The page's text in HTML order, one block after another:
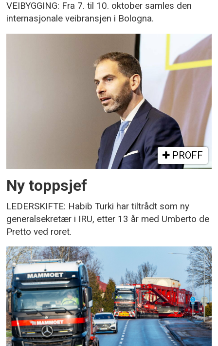
VEIBYGGING: Fra 7. til 10. oktober samles den
internasjonale veibransjen i Bologna.
PROFF
Ny toppsjef
LEDERSKIFTE: Habib Turki har tiltrådt som ny
generalsekretær i IRU, etter 13 år med Umberto de
Pretto ved roret.